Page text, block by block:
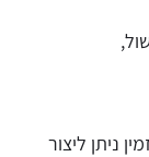
ניתן ליצור